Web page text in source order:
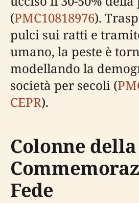
(PMC10818976).
pulci sui ratti e
umano, la peste è
modellando la
società per secoli (
CEPR).
Colonne della
Fede